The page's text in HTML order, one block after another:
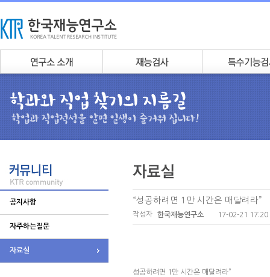
공지사항
자주하는질문
자료실
“성공하려면 1만 시간은 매달려라”
작성자 한국재능연구소 17-02-21 17:20
성공하려면 1만 시간은 매달려라”